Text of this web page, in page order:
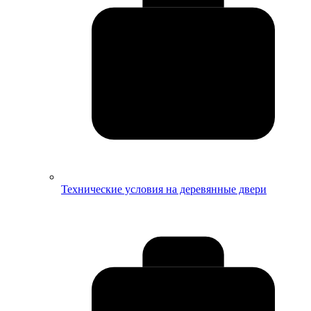
Технические условия на деревянные двери